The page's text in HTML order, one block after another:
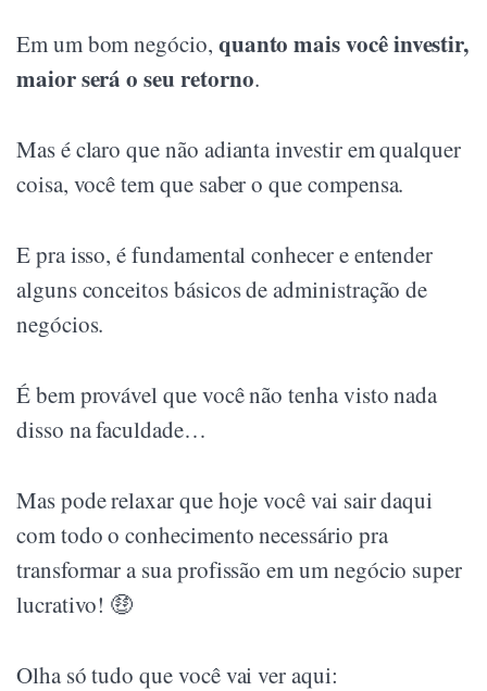
Em um bom negócio, quanto mais você investir,
maior será o seu retorno.
Mas é claro que não adianta investir em qualquer
coisa, você tem que saber o que compensa.
E pra isso, é fundamental conhecer e entender
alguns conceitos básicos de administração de
negócios.
É bem provável que você não tenha visto nada
disso na faculdade…
Mas pode relaxar que hoje você vai sair daqui
com todo o conhecimento necessário pra
transformar a sua profissão em um negócio super
lucrativo! 🤑
Olha só tudo que você vai ver aqui: